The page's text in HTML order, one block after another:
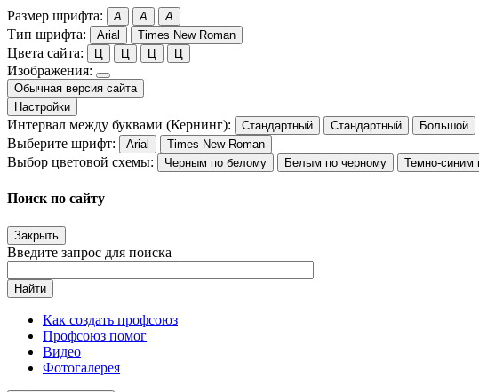
Размер шрифта: A A A
Тип шрифта: Arial Times New Roman
Цвета сайта: Ц Ц Ц Ц
Изображения:
Обычная версия сайта
Настройки
Интервал между буквами (Кернинг): Стандартный Стандартный Большой
Выберите шрифт: Arial Times New Roman
Выбор цветовой схемы: Черным по белому Белым по черному Темно-синим
Поиск по сайту
Закрыть
Введите запрос для поиска
Найти
Как создать профсоюз
Профсоюз помог
Видео
Фотогалерея